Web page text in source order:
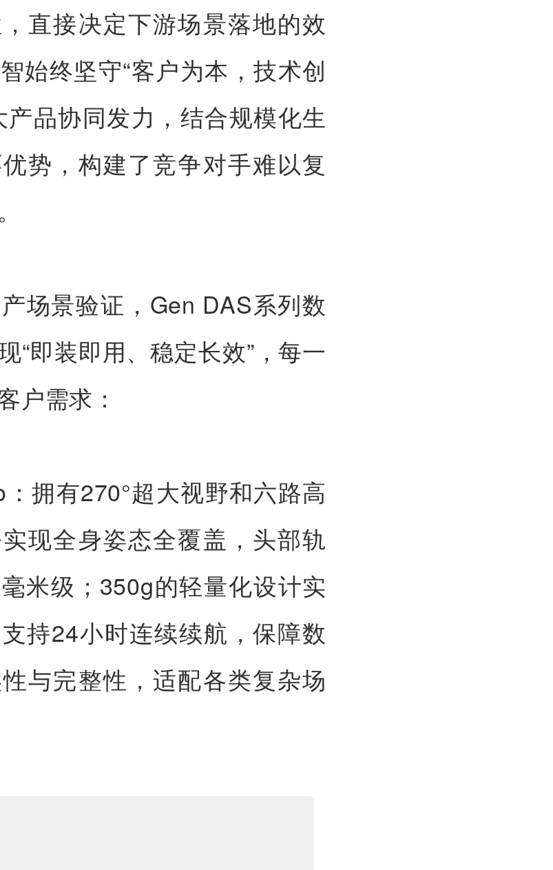
直接决定下游场景落地的效
始终坚守“客户为本，技术创
产品协同发力，结合规模化生
势，构建了竞争对手难以复
场景验证，Gen DAS系列数
“即装即用、稳定长效”，每一
户需求：
拥有270°超大视野和六路高
现全身姿态全覆盖，头部轨
米级；350g的轻量化设计实
持24小时连续续航，保障数
与完整性，适配各类复杂场